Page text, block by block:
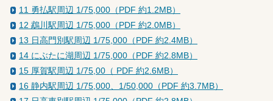
11 勇払駅周辺 1/75,000（PDF 約1.2MB）
12 鵡川駅周辺 1/75,000（PDF 約2.0MB）
13 日高門別駅周辺 1/75,000（PDF 約2.4MB）
14 にぶたに湖周辺 1/75,000（PDF 約2.8MB）
15 厚賀駅周辺 1/75,00（ PDF 約2.6MB）
16 静内駅周辺 1/75,000、1/50,000（PDF 約3.7MB）